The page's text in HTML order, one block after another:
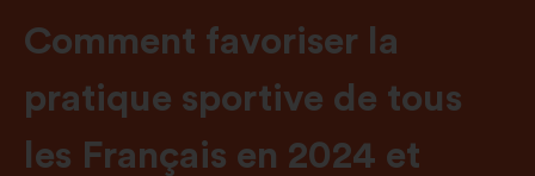
WEBSITE
-
Comment favoriser la
pratique sportive de tous
les Français en 2024 et